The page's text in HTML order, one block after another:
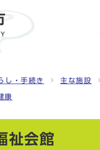
し・手続き 主な施設
康
祉会館